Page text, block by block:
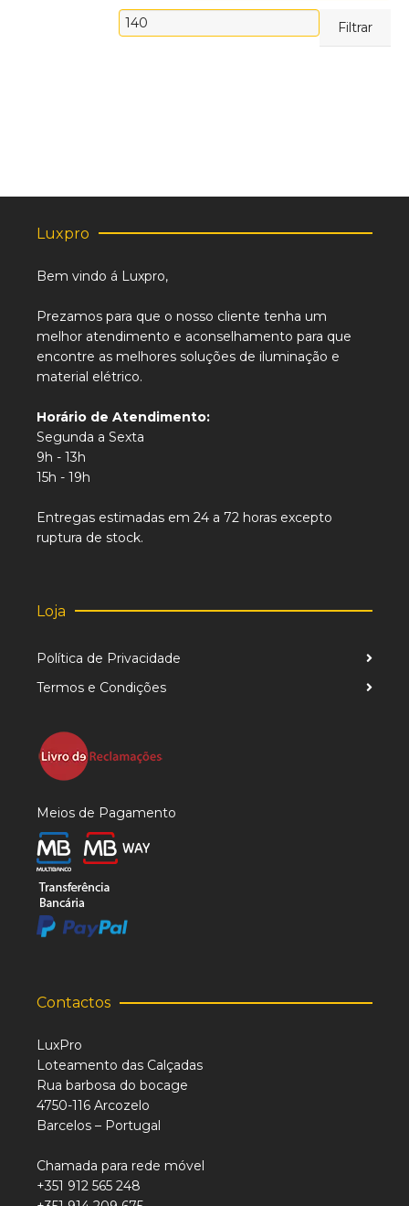
Filtrar
Luxpro
Bem vindo á Luxpro,
Prezamos para que o nosso cliente tenha um
melhor atendimento e aconselhamento para que
encontre as melhores soluções de iluminação e
material elétrico.
Horário de Atendimento:
Segunda a Sexta
9h - 13h
15h - 19h
Entregas estimadas em 24 a 72 horas excepto
ruptura de stock.
Loja
Política de Privacidade
Termos e Condições
Meios de Pagamento
Contactos
LuxPro
Loteamento das Calçadas
Rua barbosa do bocage
4750-116 Arcozelo
Barcelos – Portugal
Chamada para rede móvel
+351 912 565 248